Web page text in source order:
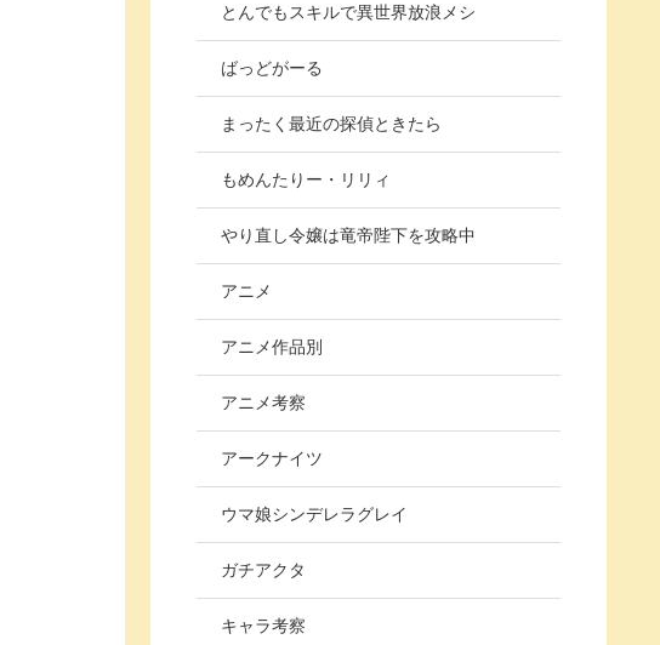
とんでもスキルで異世界放浪メシ
ばっどがーる
まったく最近の探偵ときたら
もめんたりー・リリィ
やり直し令嬢は竜帝陛下を攻略中
アニメ
アニメ作品別
アニメ考察
アークナイツ
ウマ娘シンデレラグレイ
ガチアクタ
キャラ考察